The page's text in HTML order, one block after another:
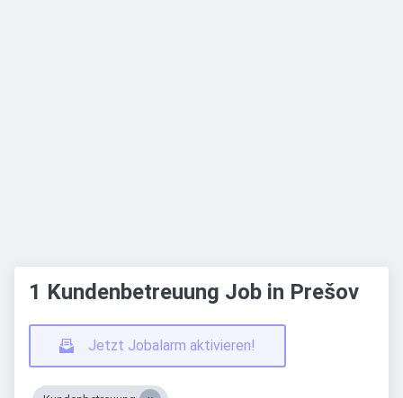
1 Kundenbetreuung Job in Prešov
Jetzt Jobalarm aktivieren!